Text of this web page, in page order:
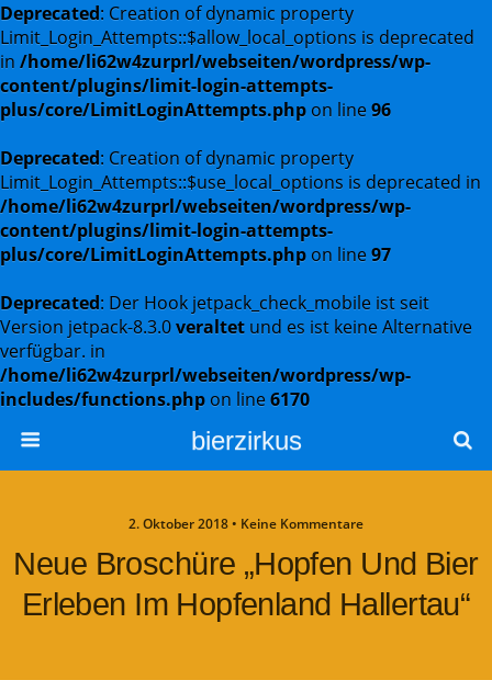
Deprecated: Creation of dynamic property
Limit_Login_Attempts::$allow_local_options is deprecated
in /home/li62w4zurprl/webseiten/wordpress/wp-
content/plugins/limit-login-attempts-
plus/core/LimitLoginAttempts.php on line96
Deprecated: Creation of dynamic property
Limit_Login_Attempts::$use_local_options is deprecated in
/home/li62w4zurprl/webseiten/wordpress/wp-
content/plugins/limit-login-attempts-
plus/core/LimitLoginAttempts.php on line97
Deprecated: Der Hook jetpack_check_mobile ist seit
Version jetpack-8.3.0veraltet und es ist keine Alternative
verfügbar. in
/home/li62w4zurprl/webseiten/wordpress/wp-
includes/functions.php on line6170
bierzirkus
2. Oktober 2018 • Keine Kommentare
Neue Broschüre „Hopfen Und Bier
Erleben Im Hopfenland Hallertau“